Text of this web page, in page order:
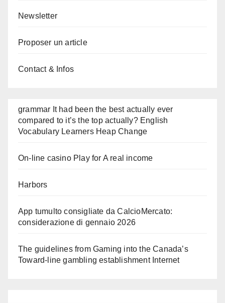
Newsletter
Proposer un article
Contact & Infos
grammar It had been the best actually ever
compared to it’s the top actually? English
Vocabulary Learners Heap Change
On-line casino Play for A real income
Harbors
App tumulto consigliate da CalcioMercato:
considerazione di gennaio 2026
The guidelines from Gaming into the Canada’s
Toward-line gambling establishment Internet